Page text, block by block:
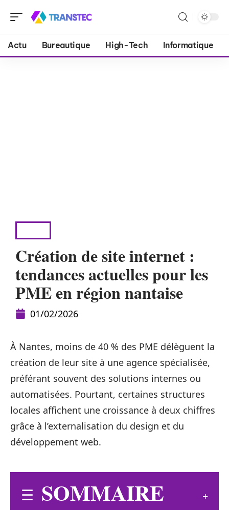
Actu Bureautique High-Tech Informatique
Création de site internet :
tendances actuelles pour les
PME en région nantaise
01/02/2026
À Nantes, moins de 40 % des PME délèguent la
création de leur site à une agence spécialisée,
préférant souvent des solutions internes ou
automatisées. Pourtant, certaines structures
locales affichent une croissance à deux chiffres
grâce à l’externalisation du design et du
développement web.
SOMMAIRE